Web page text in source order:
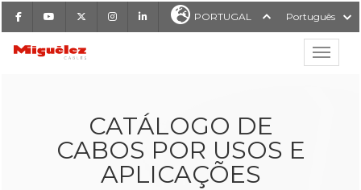
FacebookYoutube InstagramLinkedIn PORTUGAL Português
Miguélez Cabos
CATÁLOGO DE
CABOS POR USOS E
APLICAÇÕES